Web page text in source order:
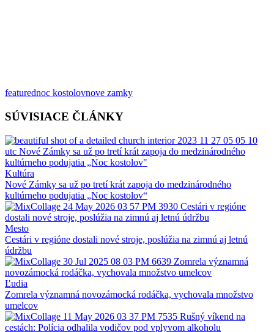
featurednoc kostolovnove zamky
SÚVISIACE ČLÁNKY
Kultúra
Nové Zámky sa už po tretí krát zapoja do medzinárodného
kultúrneho podujatia „Noc kostolov“
Mesto
Cestári v regióne dostali nové stroje, poslúžia na zimnú aj letnú
údržbu
Ľudia
Zomrela významná novozámocká rodáčka, vychovala množstvo
umelcov